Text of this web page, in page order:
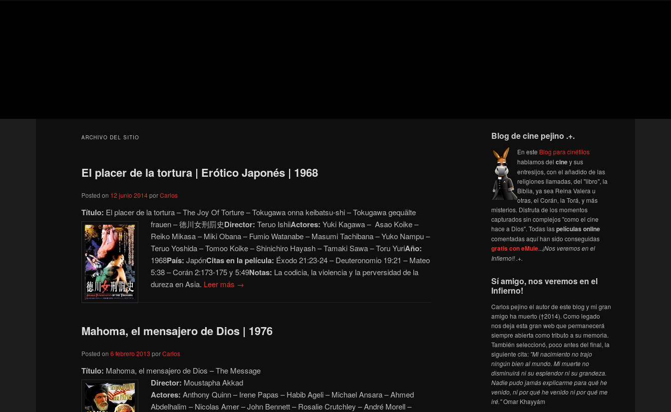
ARCHIVO DEL SITIO
El placer de la tortura | Erótico Japonés | 1968
Posted on 12 junio 2014porCarlos
Título: El placer de la tortura – The Joy Of Torture – Tokugawa onna keibatsu-shi – Tokugawa gequälte
frauen – 徳川女刑罰史Director: Teruo IshiiActores: Yuki Kagawa – Asao Koike –
Reiko Mikasa – Miki Obana – Fumio Watanabe – Masumi Tachibana – Yuko Nampu –
Teruo Yoshida – Tomoo Koike – Shinichiro Hayash – Tamaki Sawa – Toru YuriAño:
1968País: JapónCitas en la película: Éxodo 21:23-24 – Deuteronomio 19:21 – Mateo
5:38 – Corán 2:173-175 y 5:49Notas: La codicia, la violencia y la perversidad de la
dureza en Asia. Leer más →
Mahoma, el mensajero de Dios | 1976
Posted on6 febrero 2013 porCarlos
Título: Mahoma, el mensajero de Dios – The Message
Director: Moustapha Akkad
Actores: Anthony Quinn – Irene Papas – Habib Ageli – Michael Ansara – Ahmed
Abdelhalim – Nicolas Amer – John Bennett – Rosalie Crutchley – André Morell –
Blog de cine pejino .+.
En este Blog para cinéfilos
hablamos del ciney sus
entresijos, con el añadido de las
religiones llamadas, del "libro", la
Biblia, ya sea Reina Valera u
otras, el Corán, la Torá, y más
misterios. Disfruta de los momentos
capturados sin complejos "como el cine
hace a Dios". Todas laspelículas online
comentadas aquí han sido conseguidas
gratis con eMule...¡Nos veremos en el
Infierno!! .+.
Sí amigo, nos veremos en el
Infierno!
Carlos pejino el autor de este blog y mi gran
amigo ha muerto (†2014). Como legado
nos deja esta gran web que permanecerá
siempre abierta como tributo a su memoria.
También seleccionó, poco antes del final, la
siguiente cita: "Mi nacimiento no trajo
ningún bien al mundo. Mi muerte no
disminuirá ni su esplendor ni su grandeza.
Nadie pudo jamás explicarme para qué he
venido, ni por qué he venido ni por qué me
iré."Omar Khayyám